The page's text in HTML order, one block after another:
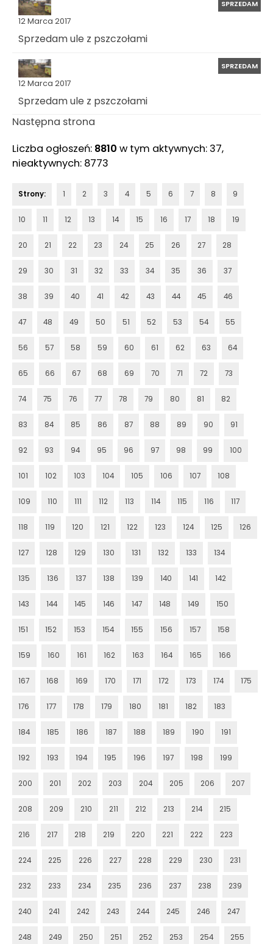
12 Marca 2017
SPRZEDAM
Sprzedam ule z pszczołami
12 Marca 2017
SPRZEDAM
Sprzedam ule z pszczołami
Następna strona
Liczba ogłoszeń: 8810 w tym aktywnych: 37,
nieaktywnych: 8773
Strony: 1 2 3 4 5 6 7 8 9
10 11 12 13 14 15 16 17 18 19
20 21 22 23 24 25 26 27 28
29 30 31 32 33 34 35 36 37
38 39 40 41 42 43 44 45 46
47 48 49 50 51 52 53 54 55
56 57 58 59 60 61 62 63 64
65 66 67 68 69 70 71 72 73
74 75 76 77 78 79 80 81 82
83 84 85 86 87 88 89 90 91
92 93 94 95 96 97 98 99 100
101 102 103 104 105 106 107 108
109 110 111 112 113 114 115 116 117
118 119 120 121 122 123 124 125 126
127 128 129 130 131 132 133 134
135 136 137 138 139 140 141 142
143 144 145 146 147 148 149 150
151 152 153 154 155 156 157 158
159 160 161 162 163 164 165 166
167 168 169 170 171 172 173 174 175
176 177 178 179 180 181 182 183
184 185 186 187 188 189 190 191
192 193 194 195 196 197 198 199
200 201 202 203 204 205 206 207
208 209 210 211 212 213 214 215
216 217 218 219 220 221 222 223
224 225 226 227 228 229 230 231
232 233 234 235 236 237 238 239
240 241 242 243 244 245 246 247
248 249 250 251 252 253 254 255